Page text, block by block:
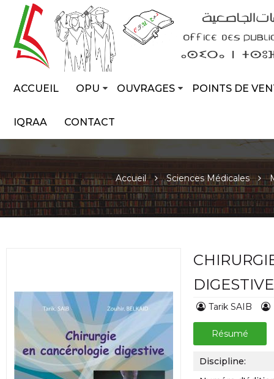
ACCUEIL OPU OUVRAGES POINTS DE
IQRAA CONTACT
Accueil Sciences Médicales
DIGESTIVE
Tarik SAIB
Résumé
Discipline: